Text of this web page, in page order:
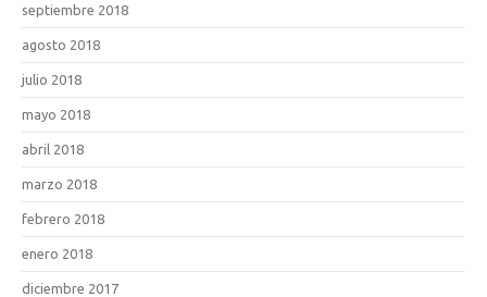
septiembre 2018
agosto 2018
julio 2018
mayo 2018
abril 2018
marzo 2018
febrero 2018
enero 2018
diciembre 2017